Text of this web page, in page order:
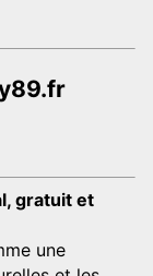
gratuit et
une